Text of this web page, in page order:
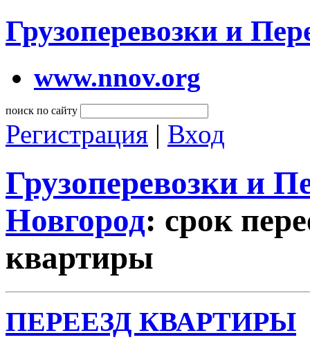
Грузоперевозки и
www.nnov.org
поиск по сайту
Регистрация | Вход
Грузоперевозки и
Новгород: срок
квартиры
ПЕРЕЕЗД КВАРТИРЫ